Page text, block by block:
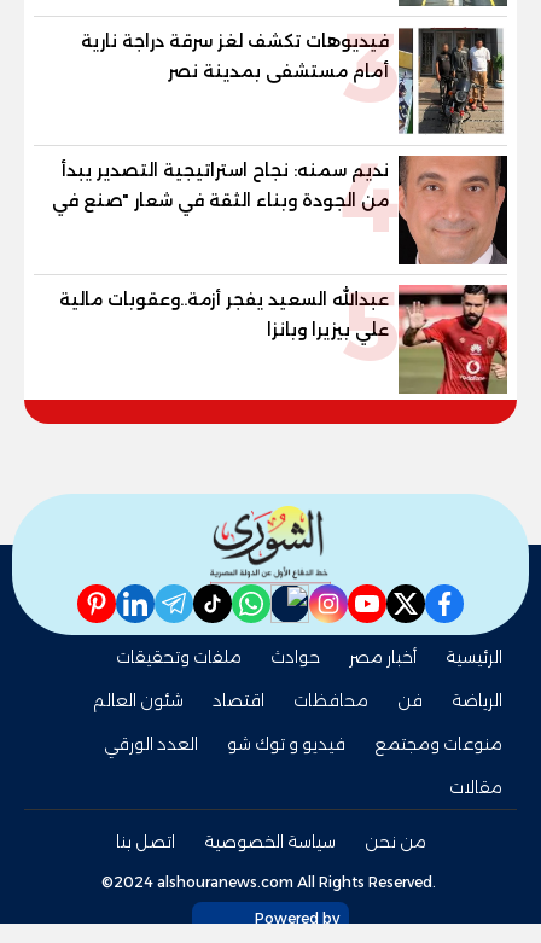
3
فيديوهات تكشف لغز سرقة دراجة نارية
أمام مستشفى بمدينة نصر
4
نديم سمنه: نجاح استراتيجية التصدير يبدأ
من الجودة وبناء الثقة في شعار "صنع في
مصر"
5
عبدالله السعيد يفجر أزمة..وعقوبات مالية
علي بيزيرا وبانزا
facebook
twitter
youtube
instagram
nabd
whatsapp
tiktok
telegram
linkedin
pinterest
الرئيسية أخبار مصر حوادث
ملفات وتحقيقات
الرياضة
فن محافظات اقتصاد
شئون العالم
منوعات ومجتمع
فيديو و توك شو
العدد الورقي
مقالات
من نحن سياسة الخصوصية اتصل بنا
©2024 alshouranews.com All Rights Reserved.
Powered by